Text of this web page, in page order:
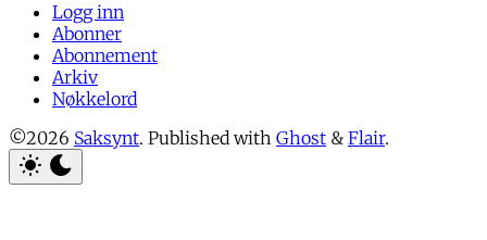
Logg inn
Abonner
Abonnement
Arkiv
Nøkkelord
©2026 Saksynt. Published with Ghost & Flair.